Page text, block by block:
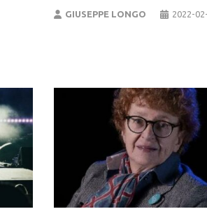
GIUSEPPE LONGO 2022-